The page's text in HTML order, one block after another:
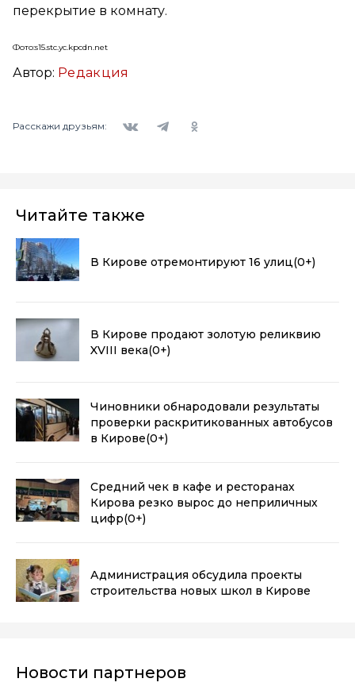
перекрытие в комнату.
Фото:s15.stc.yc.kpcdn.net
Автор: Редакция
Расскажи друзьям:
Читайте также
В Кирове отремонтируют 16 улиц(0+)
В Кирове продают золотую реликвию
XVIII века(0+)
Чиновники обнародовали результаты
проверки раскритикованных автобусов
в Кирове(0+)
Средний чек в кафе и ресторанах
Кирова резко вырос до неприличных
цифр(0+)
Администрация обсудила проекты
строительства новых школ в Кирове
Новости партнеров